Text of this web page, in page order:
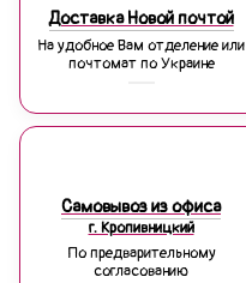
Доставка Новой почтой
На удобное Вам отделение или
почтомат по Украине
Самовывоз из офиса
г. Кропивницкий
По предварительному
согласованию